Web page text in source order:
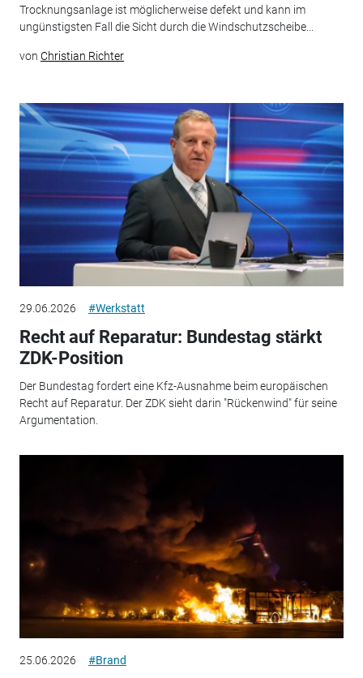
Trocknungsanlage ist möglicherweise defekt und kann im
ungünstigsten Fall die Sicht durch die Windschutzscheibe...
von Christian Richter
29.06.2026 #Werkstatt
Recht auf Reparatur: Bundestag stärkt
ZDK-Position
Der Bundestag fordert eine Kfz-Ausnahme beim europäischen
Recht auf Reparatur. Der ZDK sieht darin "Rückenwind" für seine
Argumentation.
25.06.2026 #Brand